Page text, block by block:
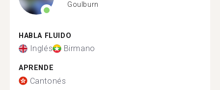
Goulburn
HABLA FLUIDO
Inglés Birmano
APRENDE
Cantonés